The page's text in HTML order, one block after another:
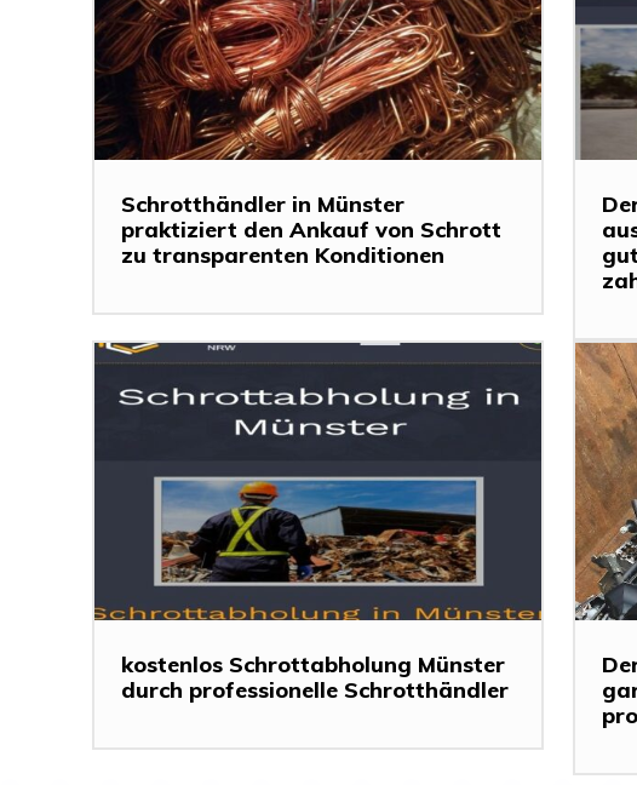
Schrotthändler in Münster
praktiziert den Ankauf von Schrott
zu transparenten Konditionen
kostenlos Schrottabholung Münster
durch professionelle Schrotthändler